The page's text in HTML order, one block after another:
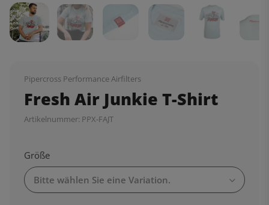
Pipercross Performance Airfilters
Fresh Air Junkie T-Shirt
Artikelnummer: PPX-FAJT
Größe
Bitte wählen Sie eine Variation.